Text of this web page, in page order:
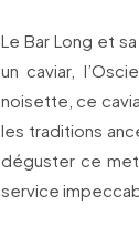
Le Bar Long et
un caviar,
noisette, ce
les traditions
déguster ce met
service